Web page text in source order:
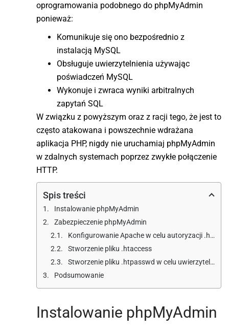
oprogramowania podobnego do phpMyAdmin
ponieważ:
Komunikuje się ono bezpośrednio z
instalacją MySQL
Obsługuje uwierzytelnienia używając
poświadczeń MySQL
Wykonuje i zwraca wyniki arbitralnych
zapytań SQL
W związku z powyższym oraz z racji tego, że jest to
często atakowana i powszechnie wdrażana
aplikacja PHP, nigdy nie uruchamiaj phpMyAdmin
w zdalnych systemach poprzez zwykłe połączenie
HTTP.
Spis treści
Instalowanie phpMyAdmin
Zabezpieczenie phpMyAdmin
Konfigurowanie Apache w celu autoryzacji .htaccess
Stworzenie pliku .htaccess
Stworzenie pliku .htpasswd w celu uwierzytelnienia
Podsumowanie
Instalowanie phpMyAdmin